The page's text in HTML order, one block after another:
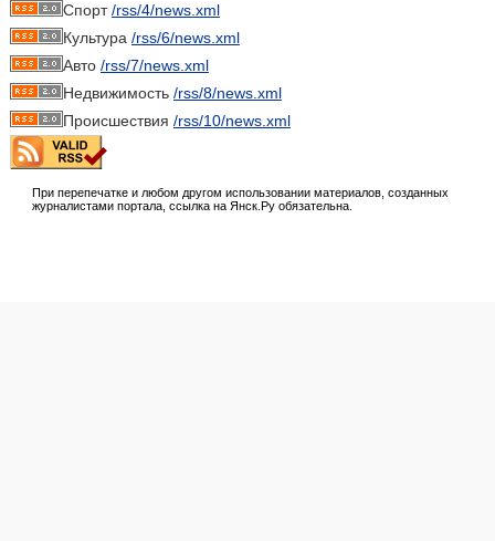
Спорт/rss/4/news.xml
Культура /rss/6/news.xml
Авто /rss/7/news.xml
Недвижимость /rss/8/news.xml
Происшествия /rss/10/news.xml
При перепечатке и любом другом использовании материалов, созданных
журналистами портала, ссылка на Янск.Ру обязательна.